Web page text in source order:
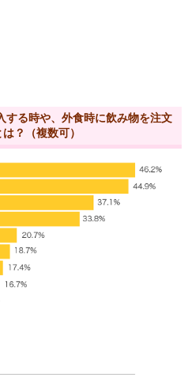
する時や、外食時に飲み物を注文
？（複数可）